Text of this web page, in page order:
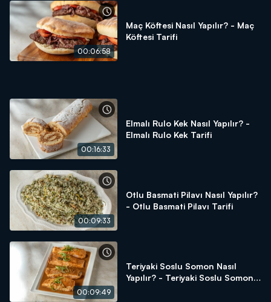
Arda'nın Mutfağı hayatınıza, mutfağınıza lezzet katmaya
devam ediyor!
00:06:58
Maç Köftesi Nasıl Yapılır? - Maç
Köftesi Tarifi
00:16:33
Elmalı Rulo Kek Nasıl Yapılır? -
Elmalı Rulo Kek Tarifi
00:09:33
Otlu Basmati Pilavı Nasıl Yapılır?
- Otlu Basmati Pilavı Tarifi
00:09:49
Teriyaki Soslu Somon Nasıl
Yapılır? - Teriyaki Soslu Somon